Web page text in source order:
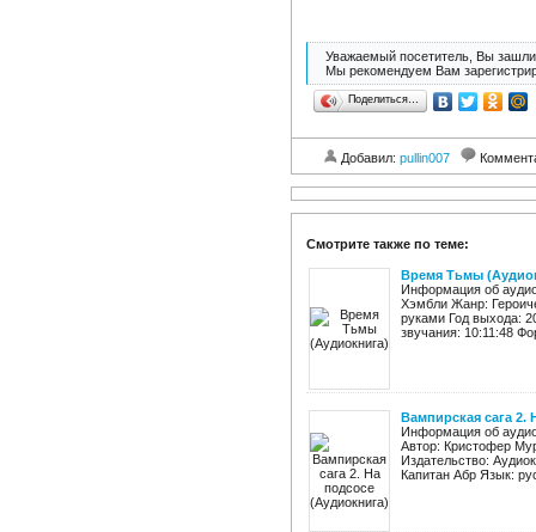
Уважаемый посетитель, Вы зашли
Мы рекомендуем Вам
Поделиться…
Добавил: pullin007
Смотрите также по теме:
Время Тьмы
Информация об
Хэмбли Жанр:
руками Год выхода:
звучания: 10:11:48
Вампирская сага 2.
Информация об
Автор: Кристофер
Издательство:
Капитан Абр Язык: